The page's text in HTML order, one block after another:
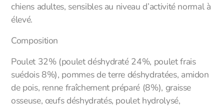
chiens adultes, sensibles au niveau d’activité normal à
élevé.
Composition
Poulet 32% (poulet déshydraté 24%, poulet frais
suédois 8%), pommes de terre déshydratées, amidon
de pois, renne fraîchement préparé (8%), graisse
osseuse, œufs déshydratés, poulet hydrolysé,